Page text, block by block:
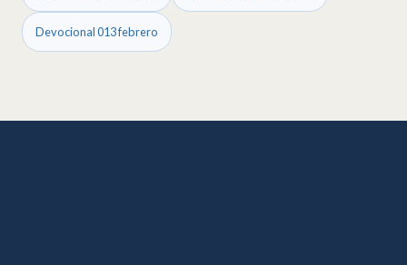
Devocional 013 febrero